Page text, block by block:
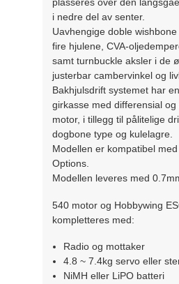
plasseres over den
i nedre del av senter.
Uavhengige doble
fire hjulene, CVA-
samt turnbuckle aksler i de
justerbar cambervinkel og
Bakhjulsdrift systemet har
girkasse med differensial
motor, i tillegg til pålitelige
dogbone type og kulelagre.
Modellen er kompatibel
Options.
Modellen leveres med
540 motor og Hobbywing
kompletteres med:
Radio og mottaker
4.8 ~ 7.4kg servo eller
NiMH eller LiPO batteri